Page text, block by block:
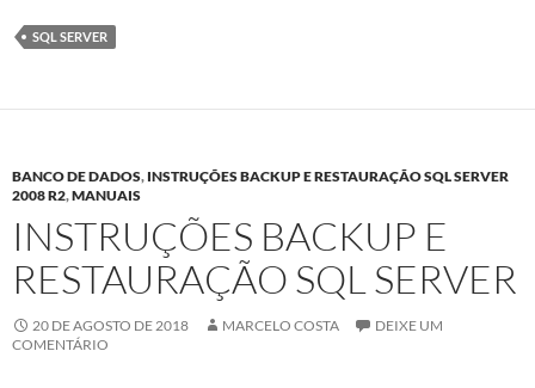
SQL SERVER
BANCO DE DADOS, INSTRUÇÕES BACKUP E RESTAURAÇÃO SQL SERVER
2008 R2,MANUAIS
INSTRUÇÕES BACKUP E
RESTAURAÇÃO SQL SERVER
20 DE AGOSTO DE 2018 MARCELO COSTA
DEIXE UM
COMENTÁRIO